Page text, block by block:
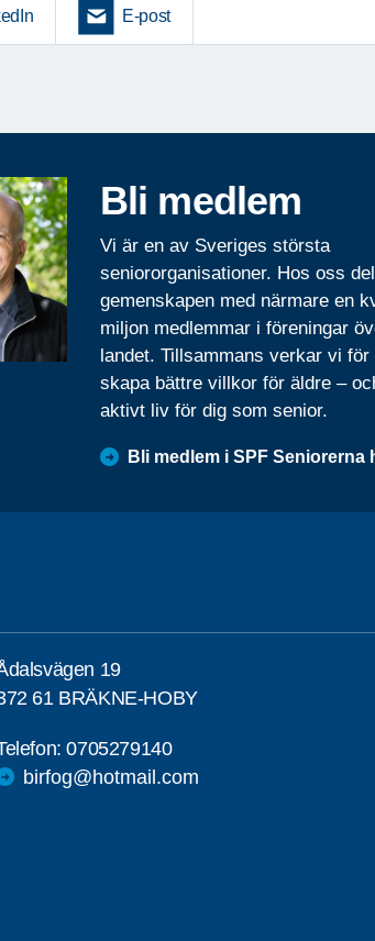
E-post
Bli medlem
Vi är en av Sveriges största
seniororganisationer. Hos oss
gemenskapen med närmare en
miljon medlemmar i föreningar
landet. Tillsammans verkar vi för
skapa bättre villkor för äldre –
aktivt liv för dig som senior.
Bli medlem i SPF Seniorerna
19
61 BRÄKNE-HOBY
0705279140
birfog@hotmail.com